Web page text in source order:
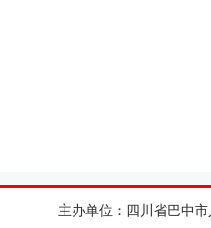
主办单位：四川省巴中